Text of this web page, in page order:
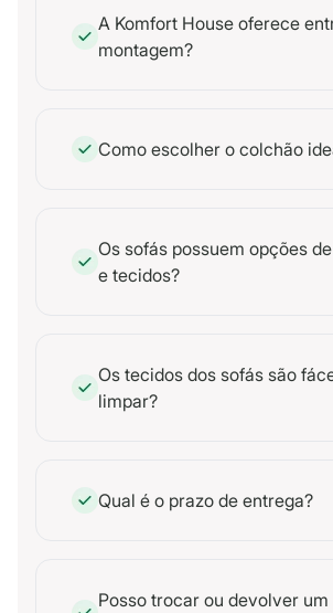
A Komfort House oferece
montagem?
Como escolher o colchão
Os sofás possuem opções
e tecidos?
Os tecidos dos sofás são
limpar?
Qual é o prazo de entrega?
Posso trocar ou devolver um